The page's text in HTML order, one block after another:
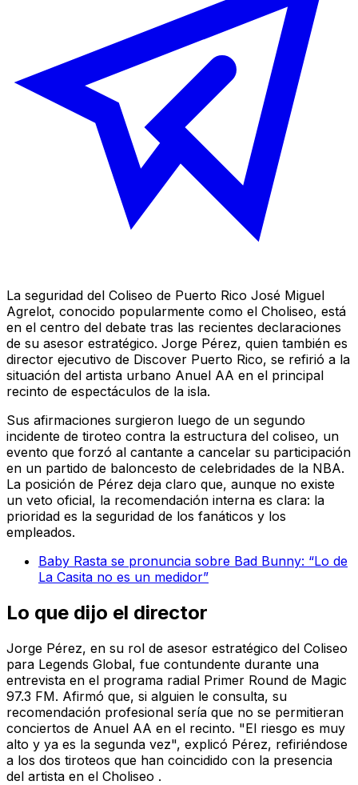
La seguridad del Coliseo de Puerto Rico José Miguel
Agrelot, conocido popularmente como el Choliseo, está
en el centro del debate tras las recientes declaraciones
de su asesor estratégico. Jorge Pérez, quien también es
director ejecutivo de Discover Puerto Rico, se refirió a la
situación del artista urbano Anuel AA en el principal
recinto de espectáculos de la isla.
Sus afirmaciones surgieron luego de un segundo
incidente de tiroteo contra la estructura del coliseo, un
evento que forzó al cantante a cancelar su participación
en un partido de baloncesto de celebridades de la NBA.
La posición de Pérez deja claro que, aunque no existe
un veto oficial, la recomendación interna es clara: la
prioridad es la seguridad de los fanáticos y los
empleados.
Baby Rasta se pronuncia sobre Bad Bunny: “Lo de
La Casita no es un medidor”
Lo que dijo el director
Jorge Pérez, en su rol de asesor estratégico del Coliseo
para Legends Global, fue contundente durante una
entrevista en el programa radial Primer Round de Magic
97.3 FM. Afirmó que, si alguien le consulta, su
recomendación profesional sería que no se permitieran
conciertos de Anuel AA en el recinto. "El riesgo es muy
alto y ya es la segunda vez", explicó Pérez, refiriéndose
a los dos tiroteos que han coincidido con la presencia
del artista en el Choliseo .